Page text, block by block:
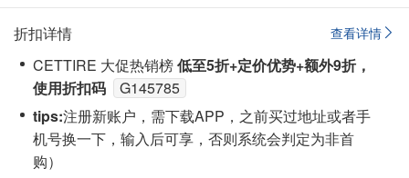
查看详情
折扣详情
CETTIRE 大促热销榜低至5折+定价优势+额外9折，
使用折扣码
G145785
tips:注‮新册‬账户，需下载APP，之前买过地址或者手
机号换一下，输入后可享，否则系统会‮定判‬为非首
购）